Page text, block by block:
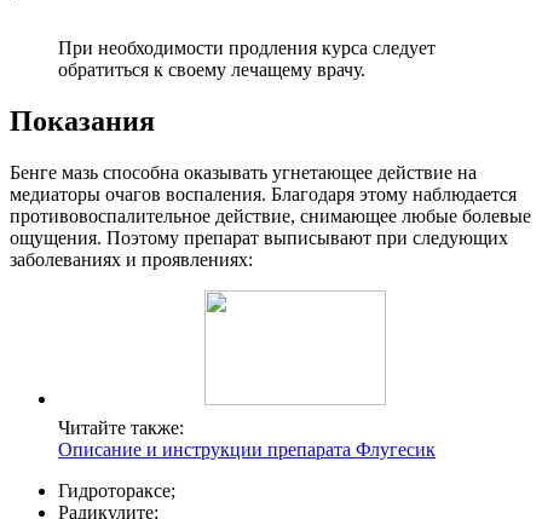
При необходимости продления курса следует
обратиться к своему лечащему врачу.
Показания
Бенге мазь способна оказывать угнетающее действие на
медиаторы очагов воспаления. Благодаря этому наблюдается
противовоспалительное действие, снимающее любые болевые
ощущения. Поэтому препарат выписывают при следующих
заболеваниях и проявлениях:
Читайте также:
Описание и инструкции препарата Флугесик
Гидротораксе;
Радикулите;